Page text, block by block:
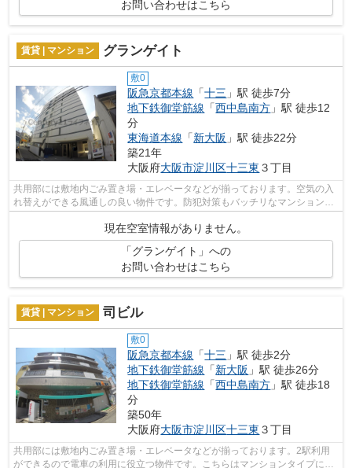
お問い合わせはこちら
賃貸 | マンション グランゲイト
敷0
阪急京都本線 「十三 」駅 徒歩7分
地下鉄御堂筋線 「西中島南方 」駅 徒歩12
分
東海道本線 「新大阪 」駅 徒歩22分
築21年
大阪府大阪市淀川区十三東 ３丁目
共用部には敷地内ごみ置き場・エレベータなどが揃っております。空気の入
れ替えができる風通しの良い物件です。防犯対策もバッチリなマンションタ
イプの物件です。よくお出かけをする...
現在空室情報がありません。
「グランゲイト」への
お問い合わせはこちら
賃貸 | マンション 司ビル
敷0
阪急京都本線 「十三 」駅 徒歩2分
地下鉄御堂筋線 「新大阪 」駅 徒歩26分
地下鉄御堂筋線 「西中島南方 」駅 徒歩18
分
築50年
大阪府大阪市淀川区十三東 ３丁目
共用部には敷地内ごみ置き場・エレベータなどが揃っております。2駅利用
ができるので電車の利用に役立つ物件です。こちらはマンションタイプにな